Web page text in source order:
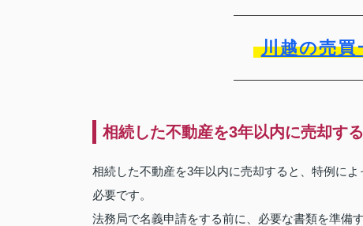
川越の売
相続した不動産を3年以内に売却す
相続した不動産を3年以内に売却すると、特例に
必要です。
法務局で名義申請をする前に、必要な書類を準備